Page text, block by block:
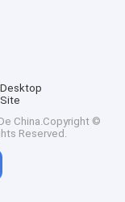
Desktop
Site
China.Copyright ©
Reserved.